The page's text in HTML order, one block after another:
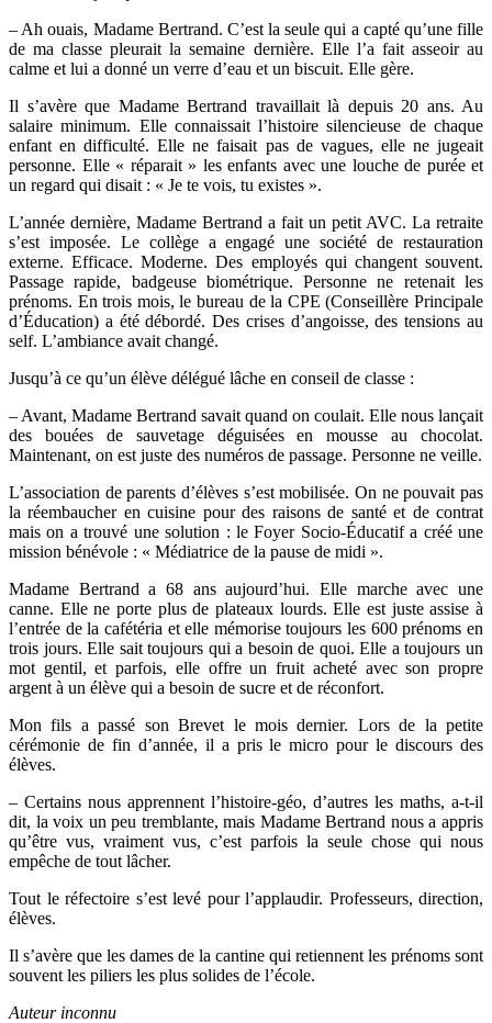
– Ah ouais, Madame Bertrand. C’est la seule qui a capté qu’une fille
de ma classe pleurait la semaine dernière. Elle l’a fait asseoir au
calme et lui a donné un verre d’eau et un biscuit. Elle gère.
Il s’avère que Madame Bertrand travaillait là depuis 20 ans. Au
salaire minimum. Elle connaissait l’histoire silencieuse de chaque
enfant en difficulté. Elle ne faisait pas de vagues, elle ne jugeait
personne. Elle « réparait » les enfants avec une louche de purée et
un regard qui disait : « Je te vois, tu existes ».
L’année dernière, Madame Bertrand a fait un petit AVC. La retraite
s’est imposée. Le collège a engagé une société de restauration
externe. Efficace. Moderne. Des employés qui changent souvent.
Passage rapide, badgeuse biométrique. Personne ne retenait les
prénoms. En trois mois, le bureau de la CPE (Conseillère Principale
d’Éducation) a été débordé. Des crises d’angoisse, des tensions au
self. L’ambiance avait changé.
Jusqu’à ce qu’un élève délégué lâche en conseil de classe :
– Avant, Madame Bertrand savait quand on coulait. Elle nous lançait
des bouées de sauvetage déguisées en mousse au chocolat.
Maintenant, on est juste des numéros de passage. Personne ne veille.
L’association de parents d’élèves s’est mobilisée. On ne pouvait pas
la réembaucher en cuisine pour des raisons de santé et de contrat
mais on a trouvé une solution : le Foyer Socio-Éducatif a créé une
mission bénévole : « Médiatrice de la pause de midi ».
Madame Bertrand a 68 ans aujourd’hui. Elle marche avec une
canne. Elle ne porte plus de plateaux lourds. Elle est juste assise à
l’entrée de la cafétéria et elle mémorise toujours les 600 prénoms en
trois jours. Elle sait toujours qui a besoin de quoi. Elle a toujours un
mot gentil, et parfois, elle offre un fruit acheté avec son propre
argent à un élève qui a besoin de sucre et de réconfort.
Mon fils a passé son Brevet le mois dernier. Lors de la petite
cérémonie de fin d’année, il a pris le micro pour le discours des
élèves.
– Certains nous apprennent l’histoire-géo, d’autres les maths, a-t-il
dit, la voix un peu tremblante, mais Madame Bertrand nous a appris
qu’être vus, vraiment vus, c’est parfois la seule chose qui nous
empêche de tout lâcher.
Tout le réfectoire s’est levé pour l’applaudir. Professeurs, direction,
élèves.
Il s’avère que les dames de la cantine qui retiennent les prénoms sont
souvent les piliers les plus solides de l’école.
Auteur inconnu